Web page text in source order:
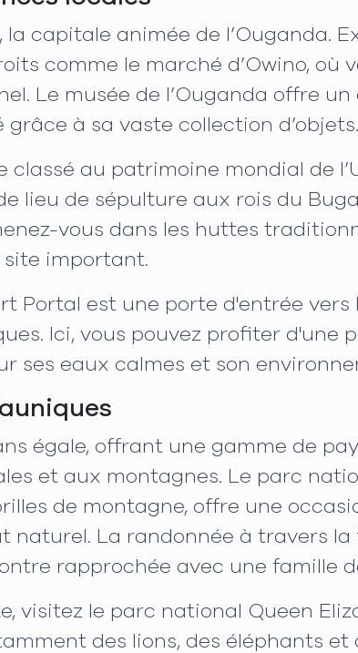
capitale animée de l’Ouganda.
comme le marché d’Owino, où
Le musée de l’Ouganda offre
à sa vaste collection d’objets.
au patrimoine mondial de
lieu de sépulture aux rois du
vous dans les huttes
site important.
Portal est une porte d'entrée
Ici, vous pouvez profiter d'une
ses eaux calmes et son
égale, offrant une gamme de
et aux montagnes. Le parc
de montagne, offre une
La randonnée à travers
rapprochée avec une famille
visitez le parc national Queen
des lions, des éléphants